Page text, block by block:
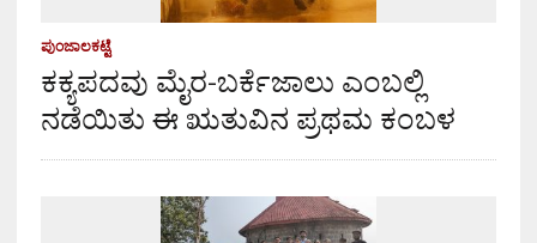
ಪುಂಜಾಲಕಟ್ಟೆ
ಕಕ್ಯಪದವು ಮೈರ-ಬರ್ಕೆಜಾಲು ಎಂಬಲ್ಲಿ
ನಡೆಯಿತು ಈ ಋತುವಿನ ಪ್ರಥಮ ಕಂಬಳ